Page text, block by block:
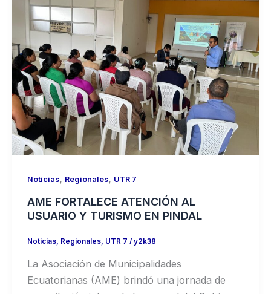
Noticias, Regionales, UTR 7
AME FORTALECE ATENCIÓN AL
USUARIO Y TURISMO EN PINDAL
Noticias, Regionales, UTR 7 / y2k38
La Asociación de Municipalidades
Ecuatorianas (AME) brindó una jornada de